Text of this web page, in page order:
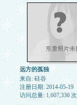
远方的孤独
来自: 硅谷
注册日期: 2014-05-19
访问总量: 1,607,336 次